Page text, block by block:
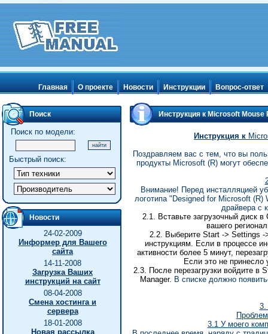
Главная О проекте Новости Инструкции Вопрос-ответ
Поиск
Поиск по модели:
Быстрый поиск:
Новости
24-02-2009
Информер для Вашего
сайта
14-11-2008
Загрузка Ваших
инструкций на сайт
08-04-2008
Смена хостинга и
сервера
18-01-2008
Новая рассылка
Инструкция к Microsoft Mouse
Инструкция к
Поздравляем вас с тем, что вы
продукты Microsoft (R) могут
Внимание! Перед инсталляцией
логотипа "Designed for Microsoft (R)
драйвера с
2.1. Вставьте загрузочный диск
вашего
2.2. Выберите Start -> Settings -
инструкциям. Если в процессе
активности более 5 минут,
Если это не принесло
2.3. После перезагрузки войдите в
Manager. В списке должно
3.
3.1 У моего